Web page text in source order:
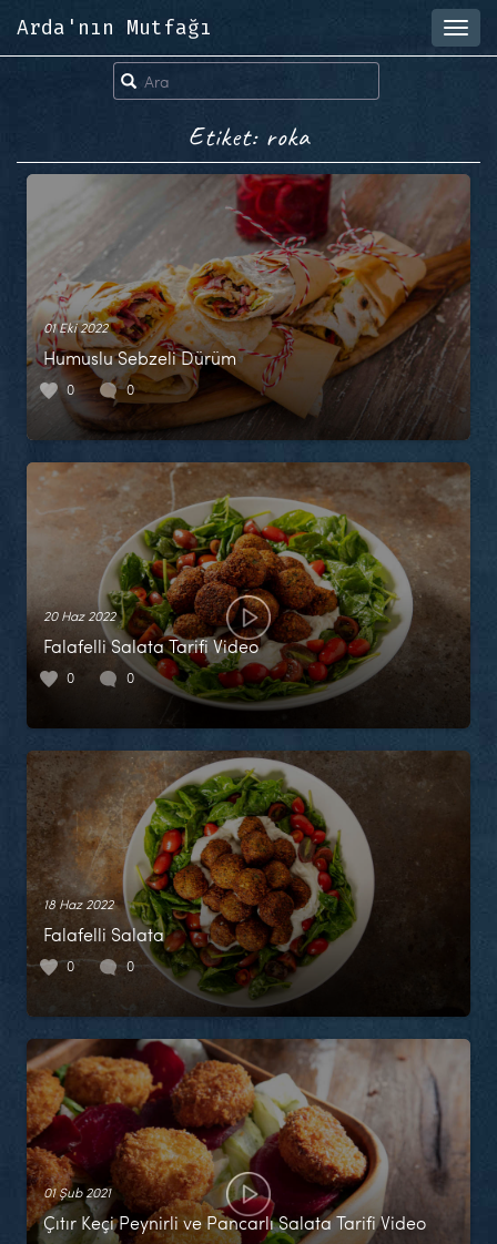
Arda'nın Mutfağı
Etiket: roka
01 Eki 2022
Humuslu Sebzeli Dürüm
0 0
20 Haz 2022
Falafelli Salata Tarifi Video
0 0
18 Haz 2022
Falafelli Salata
0 0
01 Şub 2021
Çıtır Keçi Peynirli ve Pancarlı Salata Tarifi Video